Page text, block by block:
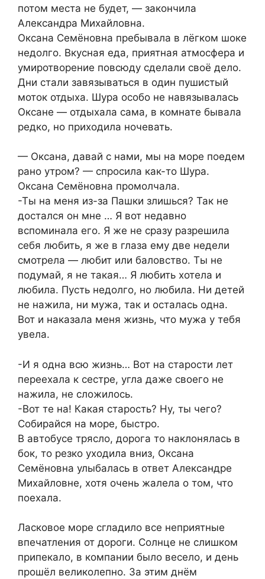
потом места не будет, — закончила
Александра Михайловна.
Оксана Семёновна пребывала в лёгком шоке
недолго. Вкусная еда, приятная атмосфера и
умиротворение повсюду сделали своё дело.
Дни стали завязываться в один пушистый
моток отдыха. Шура особо не навязывалась
Оксане — отдыхала сама, в комнате бывала
редко, но приходила ночевать.
— Оксана, давай с нами, мы на море поедем
рано утром? — спросила как-то Шура.
Оксана Семёновна промолчала.
-Ты на меня из-за Пашки злишься? Так не
достался он мне … Я вот недавно
вспоминала его. Я же не сразу разрешила
себя любить, я же в глаза ему две недели
смотрела — любит или баловство. Ты не
подумай, я не такая… Я любить хотела и
любила. Пусть недолго, но любила. Ни детей
не нажила, ни мужа, так и осталась одна.
Вот и наказала меня жизнь, что мужа у тебя
увела.
-И я одна всю жизнь… Вот на старости лет
переехала к сестре, угла даже своего не
нажила, не сложилось.
-Вот те на! Какая старость? Ну, ты чего?
Собирайся на море, быстро.
В автобусе трясло, дорога то наклонялась в
бок, то резко уходила вниз, Оксана
Семёновна улыбалась в ответ Александре
Михайловне, хотя очень жалела о том, что
поехала.
Ласковое море сгладило все неприятные
впечатления от дороги. Солнце не слишком
припекало, в компании было весело, и день
прошёл великолепно. За этим днём